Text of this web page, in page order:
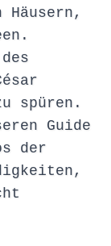
Häusern,
spüren.
Guide
der